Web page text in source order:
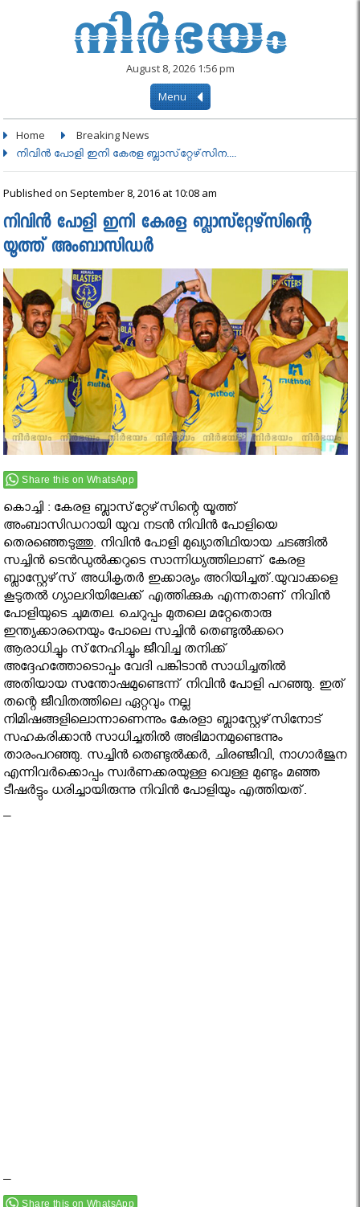
August 8, 2026 1:56 pm
Menu
Home Breaking News
നിവിന്‍ പോളി ഇനി കേരള ബ്ലാസ്‌റ്റേഴ്‌സിന....
Published on September 8, 2016 at 10:08 am
നിവിന്‍ പോളി ഇനി കേരള ബ്ലാസ്‌റ്റേഴ്‌സിന്റെ
യൂത്ത് അംബാസിഡര്‍
Share this on WhatsApp
കൊച്ചി : കേരള ബ്ലാസ്‌റ്റേഴ്‌സിന്റെ യൂത്ത്
അംബാസിഡറായി യുവ നടന്‍ നിവിന്‍ പോളിയെ
തെരഞ്ഞെടുത്തു. നിവിന്‍ പോളി മുഖ്യാതിഥിയായ ചടങ്ങില്‍
സച്ചിന്‍ ടെന്‍ഡുല്‍ക്കറുടെ സാന്നിധ്യത്തിലാണ് കേരള
ബ്ലാസ്റ്റേഴ്‌സ് അധികൃതര്‍ ഇക്കാര്യം അറിയിച്ചത്.യുവാക്കളെ
കൂടുതല്‍ ഗ്യാലറിയിലേക്ക് എത്തിക്കുക എന്നതാണ് നിവിന്‍
പോളിയുടെ ചുമതല. ചെറുപ്പം മുതലെ മറ്റേതൊരു
ഇന്ത്യക്കാരനെയും പോലെ സച്ചിന്‍ തെണ്ടുല്‍ക്കറെ
ആരാധിച്ചും സ്‌നേഹിച്ചും ജീവിച്ച തനിക്ക്
അദ്ദേഹത്തോടൊപ്പം വേദി പങ്കിടാന്‍ സാധിച്ചതില്‍
അതിയായ സന്തോഷമുണ്ടെന്ന് നിവിന്‍ പോളി പറഞ്ഞു. ഇത്
തന്റെ ജീവിതത്തിലെ ഏറ്റവും നല്ല
നിമിഷങ്ങളിലൊന്നാണെന്നും കേരളാ ബ്ലാസ്റ്റേഴ്‌സിനോട്
സഹകരിക്കാന്‍ സാധിച്ചതില്‍ അഭിമാനമുണ്ടെന്നും
താരംപറഞ്ഞു. സച്ചിന്‍ തെണ്ടുല്‍ക്കര്‍, ചിരഞ്ജീവി, നാഗാര്‍ജുന
എന്നിവര്‍ക്കൊപ്പം സ്വര്‍ണക്കരയുള്ള വെള്ള മുണ്ടും മഞ്ഞ
ടീഷര്‍ട്ടും ധരിച്ചായിരുന്നു നിവിന്‍ പോളിയും എത്തിയത്.
–
–
Share this on WhatsApp